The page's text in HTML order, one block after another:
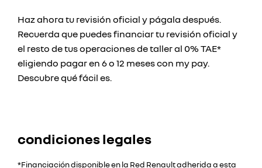
Haz ahora tu revisión oficial y págala después.
Recuerda que puedes financiar tu revisión oficial y
el resto de tus operaciones de taller al 0% TAE*
eligiendo pagar en 6 o 12 meses con my pay.
Descubre qué fácil es.
condiciones legales
*Financiación disponible en la Red Renault adherida a esta